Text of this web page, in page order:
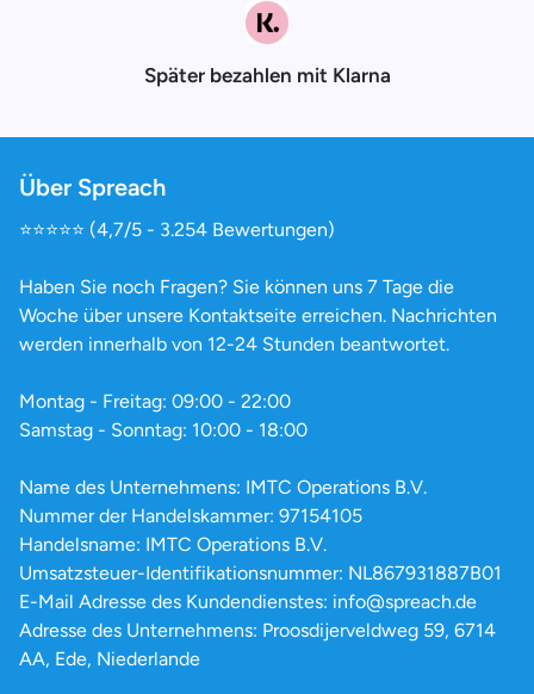
Später bezahlen mit Klarna
Über Spreach
⭐️⭐️⭐️⭐️⭐️ (4,7/5 - 3.254 Bewertungen)
Haben Sie noch Fragen? Sie können uns 7 Tage die
Woche über unsere Kontaktseite erreichen. Nachrichten
werden innerhalb von 12-24 Stunden beantwortet.
Montag - Freitag: 09:00 - 22:00
Samstag - Sonntag: 10:00 - 18:00
Name des Unternehmens: IMTC Operations B.V.
Nummer der Handelskammer: 97154105
Handelsname: IMTC Operations B.V.
Umsatzsteuer-Identifikationsnummer: NL867931887B01
E-Mail Adresse des Kundendienstes: info@spreach.de
Adresse des Unternehmens: Proosdijerveldweg 59, 6714
AA, Ede, Niederlande